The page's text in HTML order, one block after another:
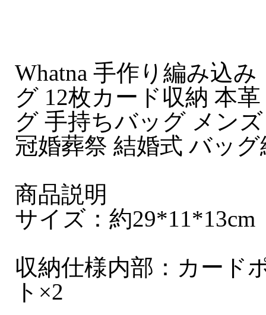
Whatna 手作り編み込
グ 12枚カード収納 本
グ 手持ちバッグ メン
冠婚葬祭 結婚式 バッ
商品説明
サイズ：約29*11*13cm
収納仕様内部：カード
ト×2